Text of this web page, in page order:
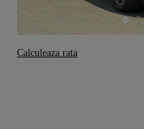
Calculeaza rata